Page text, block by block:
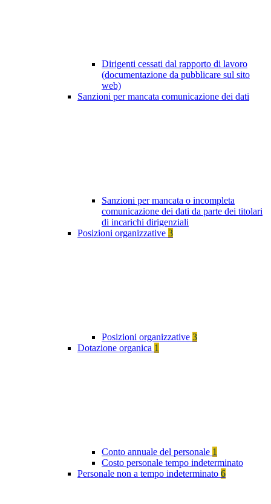
Dirigenti cessati dal rapporto di lavoro
(documentazione da pubblicare sul sito
web)
Sanzioni per mancata comunicazione dei dati
Sanzioni per mancata o incompleta
comunicazione dei dati da parte dei titolari
di incarichi dirigenziali
Posizioni organizzative 3
Posizioni organizzative 3
Dotazione organica 1
Conto annuale del personale 1
Costo personale tempo indeterminato
Personale non a tempo indeterminato 6